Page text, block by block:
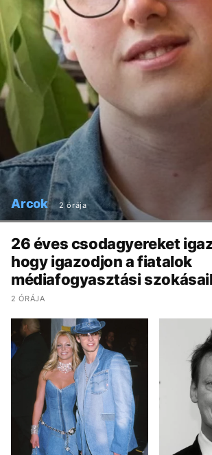
Arcok 2 órája
26 éves csodagyereket
hogy igazodjon a fiatalok
médiafogyasztási
2 ÓRÁJA